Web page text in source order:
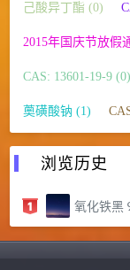
己酸异丁酯 (0)
2015年国庆节放假
CAS: 13601-19-9 (0)
薁磺酸钠 (1)
浏览历史
氧化铁黑